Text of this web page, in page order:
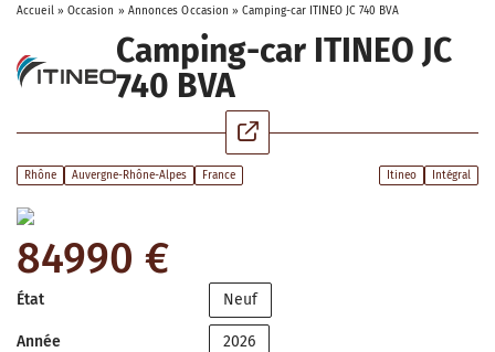
Accueil» Occasion » Annonces Occasion »Camping-car ITINEO JC 740 BVA
Camping-car ITINEO JC
740 BVA
Rhône Auvergne-Rhône-Alpes France Itineo Intégral
84990 €
État Neuf
Année 2026